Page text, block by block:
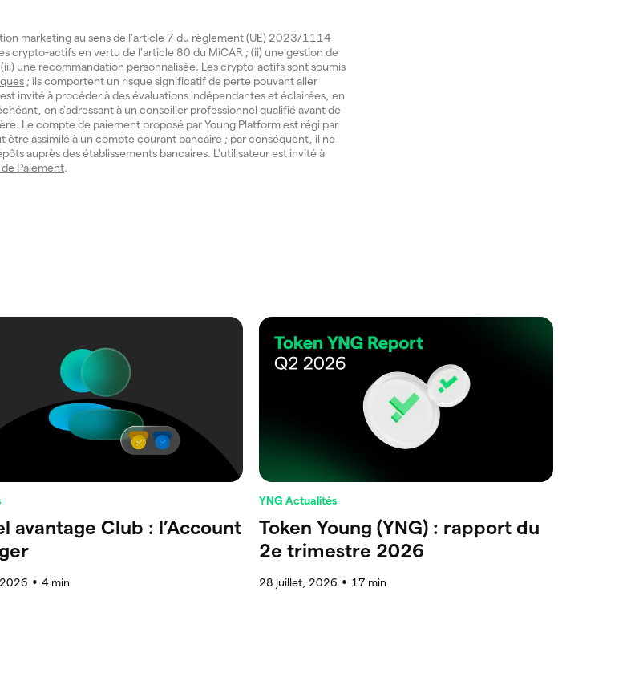
marketing au sens de l'article 7 du règlement (UE) 2023/1114
crypto-actifs en vertu de l'article 80 du MiCAR ; (ii) une gestion de
une recommandation personnalisée. Les crypto-actifs sont soumis
; ils comportent un risque significatif de perte pouvant aller
invité à procéder à des évaluations indépendantes et éclairées, en
en s'adressant à un conseiller professionnel qualifié avant de
Le compte de paiement proposé par Young Platform est régi par
assimilé à un compte courant bancaire ; par conséquent, il ne
auprès des établissements bancaires. L'utilisateur est invité à
Paiement.
avantage Club : l’Account
● 4min
YNG Actualités
Token Young (YNG) : rapport du
2e trimestre 2026
28 juillet, 2026 ● 17 min